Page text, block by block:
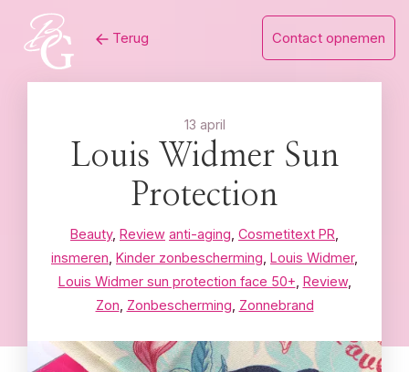
content
Terug Contact opnemen
13 april
Louis Widmer Sun
Protection
Beauty, Review anti-aging Cosmetitext PR
insmeren Kinder zonbescherming Louis Widmer,
Louis Widmer sun protection face 50+ Review,
Zon Zonbescherming Zonnebrand